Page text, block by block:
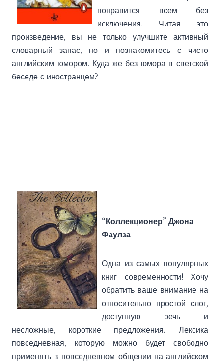
понравится всем без
исключения. Читая это
произведение, вы не только улучшите активный
словарный запас, но и познакомитесь с чисто
английским юмором. Куда же без юмора в светской
беседе с иностранцем?
“Коллекционер” Джона
Фаулза
Одна из самых популярных
книг современности! Хочу
обратить ваше внимание на
относительно простой слог,
доступную речь и
несложные, короткие предложения. Лексика
повседневная, которую можно будет свободно
применять в повседневном общении на английском